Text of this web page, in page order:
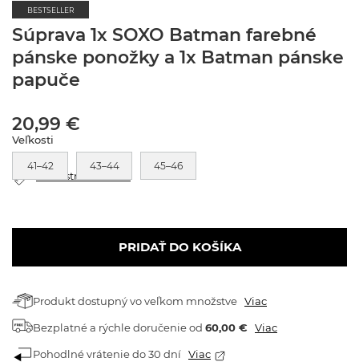
BESTSELLER
Súprava 1x SOXO Batman farebné
pánske ponožky a 1x Batman pánske
papuče
20,99 €
Veľkosti
41–42 43–44 45–46
Veľkostná tabuľka
PRIDAŤ DO KOŠÍKA
Produkt dostupný vo veľkom množstve Viac
Bezplatné a rýchle doručenieod 60,00 € Viac
Pohodlné vrátenie do 30 dní Viac